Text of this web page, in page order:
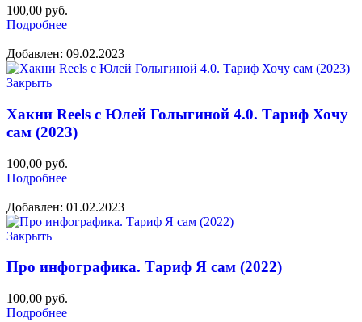
100,00 руб.
Подробнее
Добавлен: 09.02.2023
Закрыть
Хакни Reels c Юлей Голыгиной 4.0. Тариф Хочу
сам (2023)
100,00 руб.
Подробнее
Добавлен: 01.02.2023
Закрыть
Про инфографика. Тариф Я сам (2022)
100,00 руб.
Подробнее